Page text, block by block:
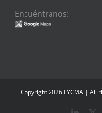
Encuéntranos:
Copyright2026 FYCMA | All